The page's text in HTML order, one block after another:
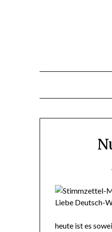
Liebe Deutsch-
heute ist es